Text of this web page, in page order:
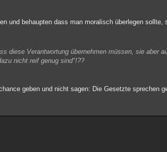
und behaupten dass man moralisch überlegen
diese Verantwortung übernehmen müssen, sie aber
nicht reif genug sind"!??
geben und nicht sagen: Die Gesetzte sprechen